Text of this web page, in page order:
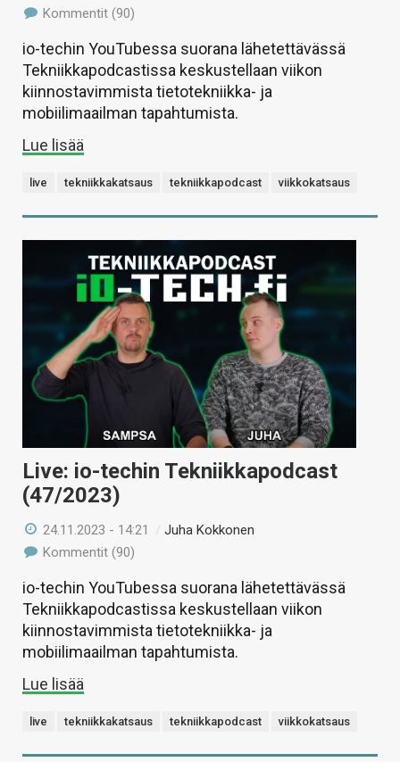
Kommentit (90)
io-techin YouTubessa suorana lähetettävässä
Tekniikkapodcastissa keskustellaan viikon
kiinnostavimmista tietotekniikka- ja
mobiilimaailman tapahtumista.
Lue lisää
live tekniikkakatsaus tekniikkapodcast viikkokatsaus
Live: io-techin Tekniikkapodcast
(47/2023)
24.11.2023 - 14:21 /Juha Kokkonen
Kommentit (90)
io-techin YouTubessa suorana lähetettävässä
Tekniikkapodcastissa keskustellaan viikon
kiinnostavimmista tietotekniikka- ja
mobiilimaailman tapahtumista.
Lue lisää
live tekniikkakatsaus tekniikkapodcast viikkokatsaus